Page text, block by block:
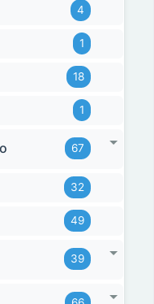
4
1
18
1
67
32
49
39